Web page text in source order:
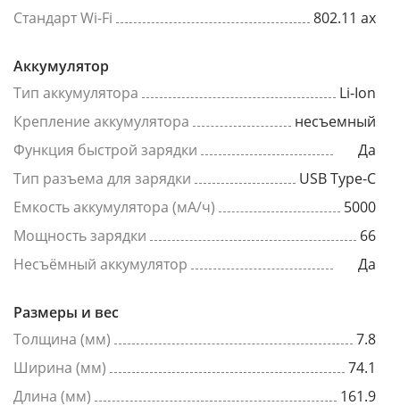
Стандарт Wi-Fi
802.11 ax
Аккумулятор
Тип аккумулятора
Li-Ion
Крепление аккумулятора
несъемный
Функция быстрой зарядки
Да
Тип разъема для зарядки
USB Type-C
Емкость аккумулятора (мА/ч)
5000
Мощность зарядки
66
Несъёмный аккумулятор
Да
Размеры и вес
Толщина (мм)
7.8
Ширина (мм)
74.1
Длина (мм)
161.9